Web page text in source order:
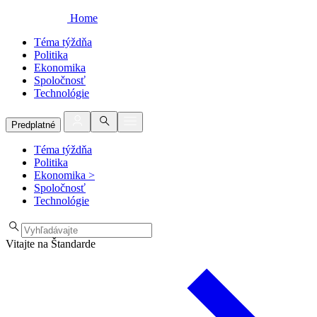
Home
Téma týždňa
Politika
Ekonomika
Spoločnosť
Technológie
Predplatné
Téma týždňa
Politika
Ekonomika >
Spoločnosť
Technológie
Vitajte na Štandarde